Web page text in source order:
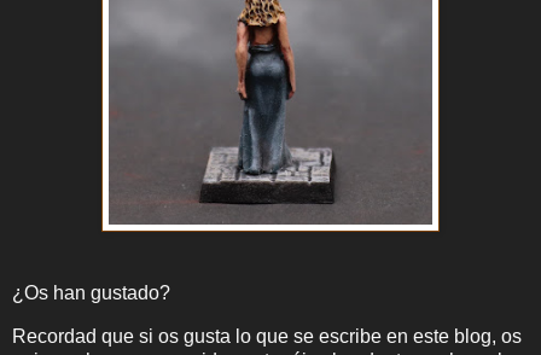
¿Os han gustado?
Recordad que si os gusta lo que se escribe en este blog, os